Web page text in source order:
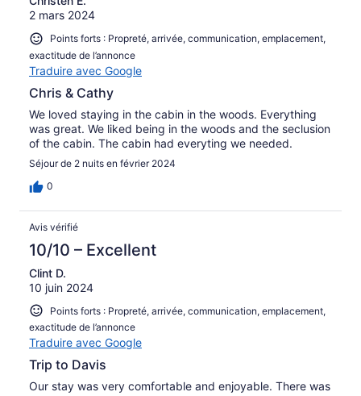
2 mars 2024
Points forts : Propreté, arrivée, communication, emplacement,
exactitude de l’annonce
Traduire avec Google
Chris & Cathy
We loved staying in the cabin in the woods. Everything
was great. We liked being in the woods and the seclusion
of the cabin. The cabin had everyting we needed.
Séjour de 2 nuits en février 2024
0
Avis vérifié
10/10 – Excellent
Clint D.
10 juin 2024
Points forts : Propreté, arrivée, communication, emplacement,
exactitude de l’annonce
Traduire avec Google
Trip to Davis
Our stay was very comfortable and enjoyable. There was